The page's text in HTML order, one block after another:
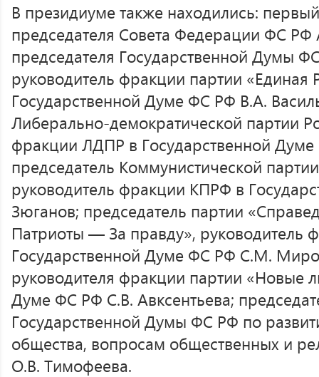
В президиуме также находились:
председателя Совета Федерации ФС РФ
председателя Государственной Думы
руководитель фракции партии «Единая
Государственной Думе ФС РФ В.А.
Либерально-демократической партии
фракции ЛДПР в Государственной
председатель Коммунистической
руководитель фракции КПРФ в
Зюганов; председатель партии
Патриоты — За правду», руководитель
Государственной Думе ФС РФ С.М.
руководителя фракции партии «Новые
Думе ФС РФ С.В. Авксентьева;
Государственной Думы ФС РФ по
общества, вопросам общественных и
О.В. Тимофеева.